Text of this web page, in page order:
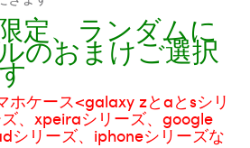
定、ランダムに
のおまけご選択
ケース<galaxy zとaとsシリ
、xpeiraシリーズ、google
シリーズ、iphoneシリーズな